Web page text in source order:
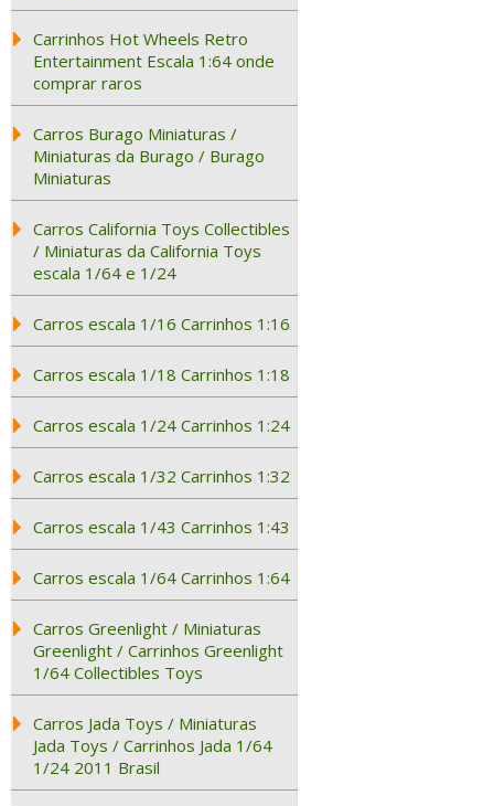
Carrinhos Hot Wheels Retro
Entertainment Escala 1:64 onde
comprar raros
Carros Burago Miniaturas /
Miniaturas da Burago / Burago
Miniaturas
Carros California Toys Collectibles
/ Miniaturas da California Toys
escala 1/64 e 1/24
Carros escala 1/16 Carrinhos 1:16
Carros escala 1/18 Carrinhos 1:18
Carros escala 1/24 Carrinhos 1:24
Carros escala 1/32 Carrinhos 1:32
Carros escala 1/43 Carrinhos 1:43
Carros escala 1/64 Carrinhos 1:64
Carros Greenlight / Miniaturas
Greenlight / Carrinhos Greenlight
1/64 Collectibles Toys
Carros Jada Toys / Miniaturas
Jada Toys / Carrinhos Jada 1/64
1/24 2011 Brasil